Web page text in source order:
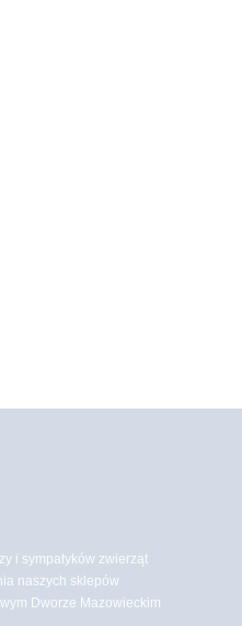
i sympatyków zwierząt
naszych sklepów
Dworze Mazowieckim